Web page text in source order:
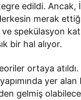
edildi. Ancak,
merak
spekülasyon
bir hal alıyor.
ortaya
yer
gelmiş